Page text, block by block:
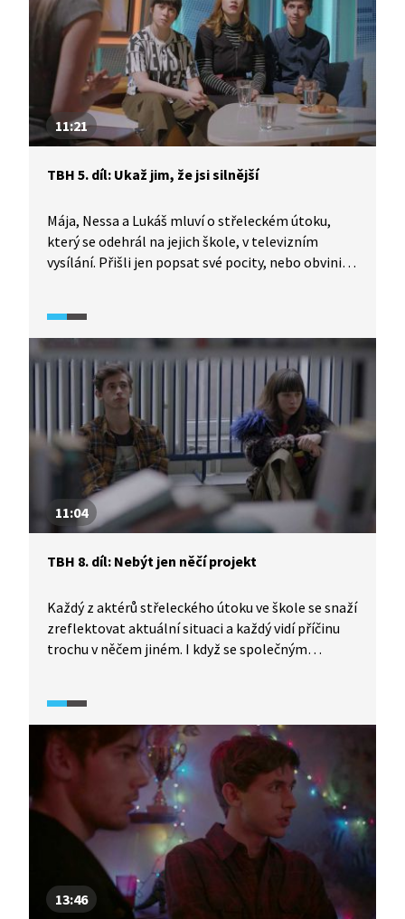
11:21
TBH 5. díl: Ukaž jim, že jsi silnější
Mája, Nessa a Lukáš mluví o střeleckém útoku,
který se odehrál na jejich škole, v televizním
vysílání. Přišli jen popsat své pocity, nebo obvinit
samy? Zapadnout, být milovaný a sledovaný.
Někteří se pokusí žít i bez toho.
11:04
TBH 8. díl: Nebýt jen něčí projekt
Každý z aktérů střeleckého útoku ve škole se snaží
zreflektovat aktuální situaci a každý vidí příčinu
trochu v něčem jiném. I když se společným
identitě.
13:46